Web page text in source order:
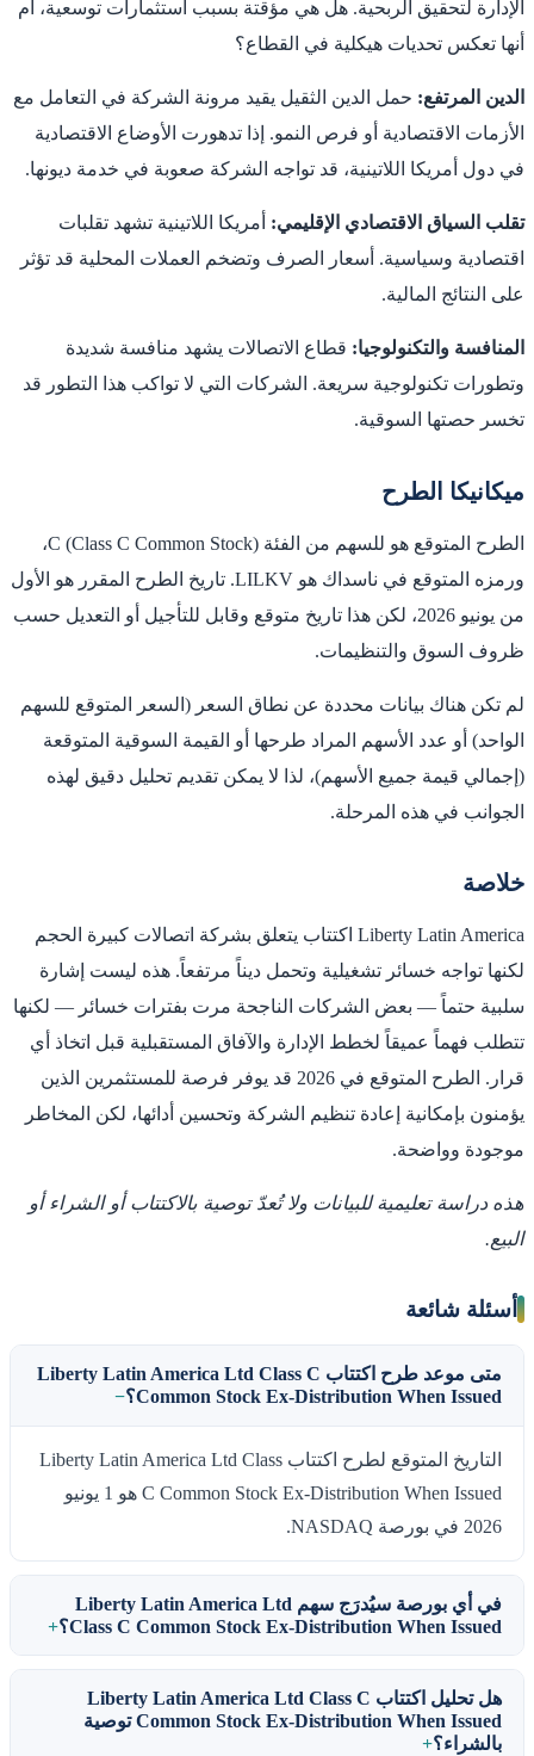
الإدارة لتحقيق الربحية. هل هي مؤقتة بسبب استثمارات توسعية، أم
أنها تعكس تحديات هيكلية في القطاع؟
الدين المرتفع: حمل الدين الثقيل يقيد مرونة الشركة في التعامل مع
الأزمات الاقتصادية أو فرص النمو. إذا تدهورت الأوضاع الاقتصادية
في دول أمريكا اللاتينية، قد تواجه الشركة صعوبة في خدمة ديونها.
تقلب السياق الاقتصادي الإقليمي: أمريكا اللاتينية تشهد تقلبات
اقتصادية وسياسية. أسعار الصرف وتضخم العملات المحلية قد تؤثر
على النتائج المالية.
المنافسة والتكنولوجيا: قطاع الاتصالات يشهد منافسة شديدة
وتطورات تكنولوجية سريعة. الشركات التي لا تواكب هذا التطور قد
تخسر حصتها السوقية.
ميكانيكا الطرح
الطرح المتوقع هو للسهم من الفئة C (Class C Common Stock)،
ورمزه المتوقع في ناسداك هو LILKV. تاريخ الطرح المقرر هو الأول
من يونيو 2026، لكن هذا تاريخ متوقع وقابل للتأجيل أو التعديل حسب
ظروف السوق والتنظيمات.
لم تكن هناك بيانات محددة عن نطاق السعر (السعر المتوقع للسهم
الواحد) أو عدد الأسهم المراد طرحها أو القيمة السوقية المتوقعة
(إجمالي قيمة جميع الأسهم)، لذا لا يمكن تقديم تحليل دقيق لهذه
الجوانب في هذه المرحلة.
خلاصة
Liberty Latin America اكتتاب يتعلق بشركة اتصالات كبيرة الحجم
لكنها تواجه خسائر تشغيلية وتحمل ديناً مرتفعاً. هذه ليست إشارة
سلبية حتماً — بعض الشركات الناجحة مرت بفترات خسائر — لكنها
تتطلب فهماً عميقاً لخطط الإدارة والآفاق المستقبلية قبل اتخاذ أي
قرار. الطرح المتوقع في 2026 قد يوفر فرصة للمستثمرين الذين
يؤمنون بإمكانية إعادة تنظيم الشركة وتحسين أدائها، لكن المخاطر
موجودة وواضحة.
هذه دراسة تعليمية للبيانات ولا تُعدّ توصية بالاكتتاب أو الشراء أو
البيع.
أسئلة شائعة
متى موعد طرح اكتتاب Liberty Latin America Ltd Class C
Common Stock Ex-Distribution When Issued؟
التاريخ المتوقع لطرح اكتتاب Liberty Latin America Ltd Class
C Common Stock Ex-Distribution When Issued هو 1 يونيو
2026 في بورصة NASDAQ.
في أي بورصة سيُدرَج سهم Liberty Latin America Ltd
Class C Common Stock Ex-Distribution When Issued؟
هل تحليل اكتتاب Liberty Latin America Ltd Class C
Common Stock Ex-Distribution When Issued توصية
بالشراء؟